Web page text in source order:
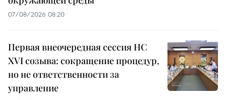
07/08/2026 08:20
Первая внеочередная сессия НС
XVI созыва: сокращение процедур,
но не ответственности за
управление